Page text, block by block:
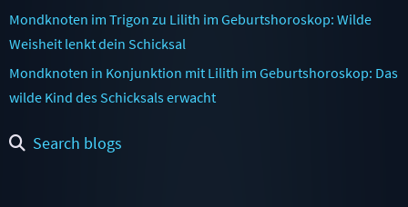
Mondknoten im Trigon zu Lilith im Geburtshoroskop: Wilde
Weisheit lenkt dein Schicksal
Mondknoten in Konjunktion mit Lilith im Geburtshoroskop: Das
wilde Kind des Schicksals erwacht
Search blogs